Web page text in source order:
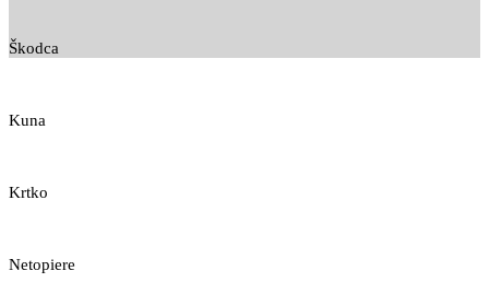
Škodca
Kuna
Krtko
Netopiere